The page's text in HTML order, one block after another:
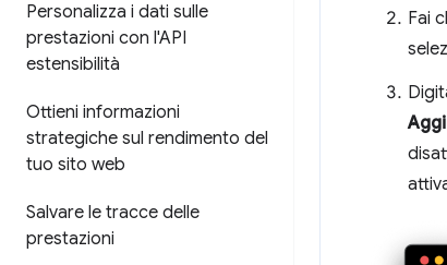
Personalizza i dati sulle
prestazioni con l'API
estensibilità
Ottieni informazioni
strategiche sul rendimento del
tuo sito web
Salvare le tracce delle
prestazioni
Fai